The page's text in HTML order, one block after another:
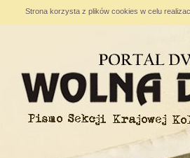
Strona korzysta z plików cookies w celu